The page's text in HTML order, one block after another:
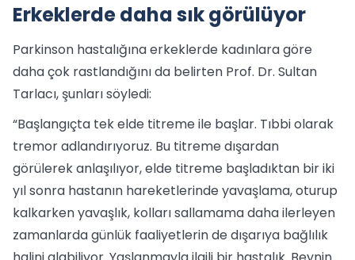
Erkeklerde daha sık görülüyor
Parkinson hastalığına erkeklerde kadınlara göre
daha çok rastlandığını da belirten Prof. Dr. Sultan
Tarlacı, şunları söyledi:
“Başlangıçta tek elde titreme ile başlar. Tıbbi olarak
tremor adlandırıyoruz. Bu titreme dışardan
görülerek anlaşılıyor, elde titreme başladıktan bir iki
yıl sonra hastanın hareketlerinde yavaşlama, oturup
kalkarken yavaşlık, kolları sallamama daha ilerleyen
zamanlarda günlük faaliyetlerin de dışarıya bağlılık